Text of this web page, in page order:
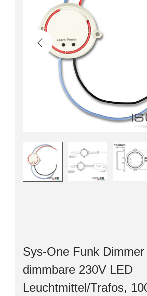
Sys-One Funk Dimmer
dimmbare 230V LED
Leuchtmittel/Trafos,